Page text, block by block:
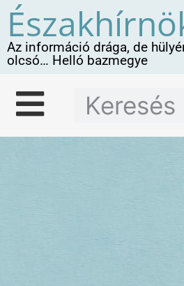
Az információ drága, de
olcsó… Helló bazmegye